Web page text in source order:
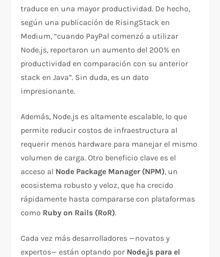
traduce en una mayor productividad. De hecho,
según una publicación de RisingStack en
Medium, “cuando PayPal comenzó a utilizar
Node.js, reportaron un aumento del 200% en
productividad en comparación con su anterior
stack en Java”. Sin duda, es un dato
impresionante.
Además, Node.js es altamente escalable, lo que
permite reducir costos de infraestructura al
requerir menos hardware para manejar el mismo
volumen de carga. Otro beneficio clave es el
acceso al Node Package Manager (NPM), un
ecosistema robusto y veloz, que ha crecido
rápidamente hasta compararse con plataformas
como Ruby on Rails (RoR).
Cada vez más desarrolladores —novatos y
expertos— están optando por Node.js para el